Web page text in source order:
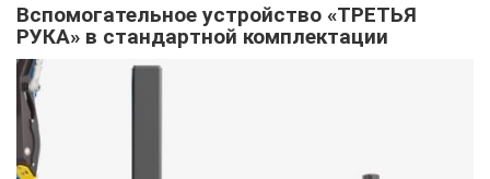
Вспомогательное устройство «ТРЕТЬЯ
РУКА» в стандартной комплектации